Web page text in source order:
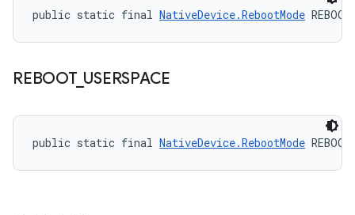
public static final NativeDevice.RebootMode
REBOOT_ USERSPACE
public static final NativeDevice.RebootMode